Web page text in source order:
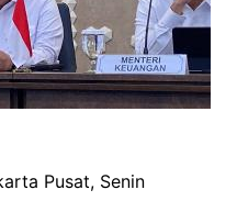
Pusat, Senin